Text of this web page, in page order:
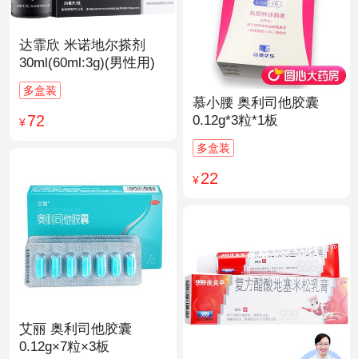
达霏欣 米诺地尔搽剂
30ml(60ml:3g)(男性用)
多盒装
¥72
慕小腰 奥利司他胶囊
0.12g*3粒*1板
多盒装
¥22
艾丽 奥利司他胶囊
0.12g×7粒×3板